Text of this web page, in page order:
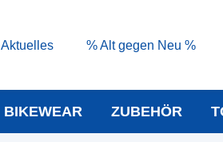
Aktuelles % Alt gegen Neu %
BIKEWEAR ZUBEHÖR